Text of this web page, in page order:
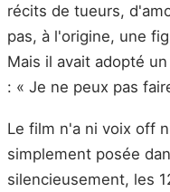
récits de tueurs,
pas, à l'origine, une
Mais il avait adopté
: « Je ne peux pas
Le film n'a ni voix off
simplement posée
silencieusement, les